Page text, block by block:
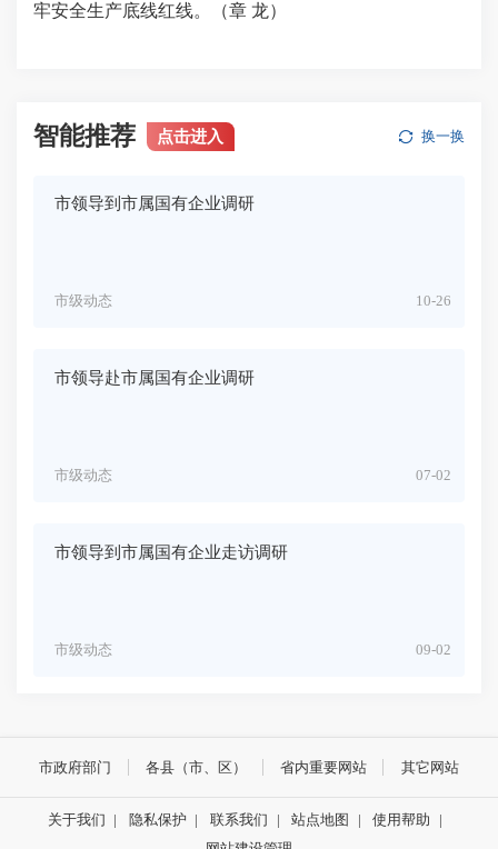
牢安全生产底线红线。（章 龙）
智能推荐 点击进入 换一换
市领导到市属国有企业调研
10-26
市级动态
市领导赴市属国有企业调研
07-02
市级动态
市领导到市属国有企业走访调研
09-02
市级动态
市政府部门 各县（市、区） 省内重要网站 其它网站
关于我们 | 隐私保护 | 联系我们 | 站点地图 | 使用帮助
|